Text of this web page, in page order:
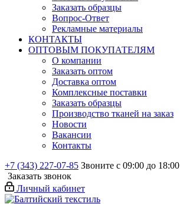
Заказать образцы
Вопрос-Ответ
Рекламные материалы
КОНТАКТЫ
ОПТОВЫМ ПОКУПАТЕЛЯМ
О компании
Заказать оптом
Доставка оптом
Комплексные поставки
Заказать образцы
Производство тканей на заказ
Новости
Вакансии
Контакты
+7 (343) 227-07-85 Звоните с 09:00 до 18:00
Заказать звонок
Личный кабинет